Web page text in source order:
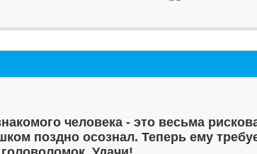
человека - это весьма
поздно осознал. Теперь ему